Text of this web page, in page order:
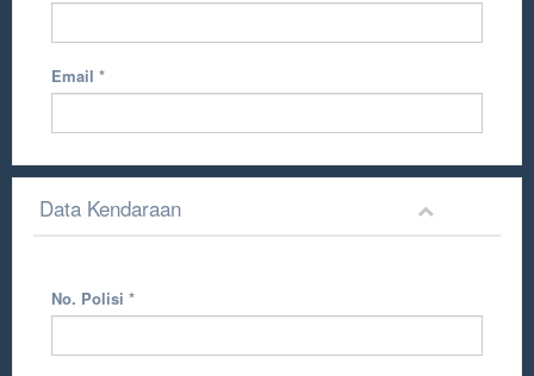
Email *
Data Kendaraan
No. Polisi *